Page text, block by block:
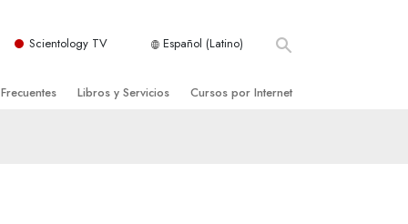
Scientology TV Español (Latino)
Libros y Servicios Cursos por Internet